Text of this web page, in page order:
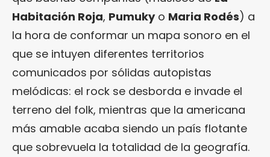
Habitación Roja, Pumukyo Maria Rodés) a
la hora de conformar un mapa sonoro en el
que se intuyen diferentes territorios
comunicados por sólidas autopistas
melódicas: el rock se desborda e invade el
terreno del folk, mientras que la americana
más amable acaba siendo un país flotante
que sobrevuela la totalidad de la geografía.